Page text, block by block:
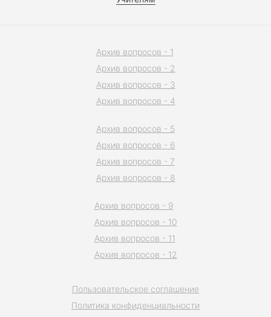
Пользовательское соглашение
Политика конфиденциальности
Архив вопросов - 1
Архив вопросов - 2
Архив вопросов - 3
Архив вопросов - 4
Архив вопросов - 5
Архив вопросов - 6
Архив вопросов - 7
Архив вопросов - 8
Архив вопросов - 9
Архив вопросов - 10
Архив вопросов - 11
Архив вопросов - 12